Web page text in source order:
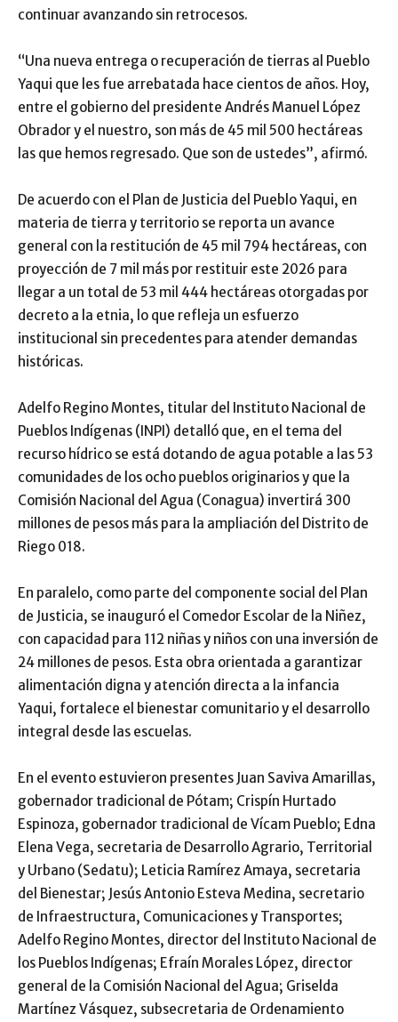
continuar avanzando sin retrocesos.
“Una nueva entrega o recuperación de tierras al Pueblo
Yaqui que les fue arrebatada hace cientos de años. Hoy,
entre el gobierno del presidente Andrés Manuel López
Obrador y el nuestro, son más de 45 mil 500 hectáreas
las que hemos regresado. Que son de ustedes”, afirmó.
De acuerdo con el Plan de Justicia del Pueblo Yaqui, en
materia de tierra y territorio se reporta un avance
general con la restitución de 45 mil 794 hectáreas, con
proyección de 7 mil más por restituir este 2026 para
llegar a un total de 53 mil 444 hectáreas otorgadas por
decreto a la etnia, lo que refleja un esfuerzo
institucional sin precedentes para atender demandas
históricas.
Adelfo Regino Montes, titular del Instituto Nacional de
Pueblos Indígenas (INPI) detalló que, en el tema del
recurso hídrico se está dotando de agua potable a las 53
comunidades de los ocho pueblos originarios y que la
Comisión Nacional del Agua (Conagua) invertirá 300
millones de pesos más para la ampliación del Distrito de
Riego 018.
En paralelo, como parte del componente social del Plan
de Justicia, se inauguró el Comedor Escolar de la Niñez,
con capacidad para 112 niñas y niños con una inversión de
24 millones de pesos. Esta obra orientada a garantizar
alimentación digna y atención directa a la infancia
Yaqui, fortalece el bienestar comunitario y el desarrollo
integral desde las escuelas.
En el evento estuvieron presentes Juan Saviva Amarillas,
gobernador tradicional de Pótam; Crispín Hurtado
Espinoza, gobernador tradicional de Vícam Pueblo; Edna
Elena Vega, secretaria de Desarrollo Agrario, Territorial
y Urbano (Sedatu); Leticia Ramírez Amaya, secretaria
del Bienestar; Jesús Antonio Esteva Medina, secretario
de Infraestructura, Comunicaciones y Transportes;
Adelfo Regino Montes, director del Instituto Nacional de
los Pueblos Indígenas; Efraín Morales López, director
general de la Comisión Nacional del Agua; Griselda
Martínez Vásquez, subsecretaria de Ordenamiento